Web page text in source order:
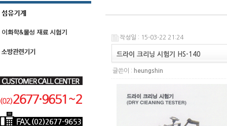
작성일 : 15-03-22 21:24
드라이 크리닝 시험기 HS-140
글쓴이 : heungshin